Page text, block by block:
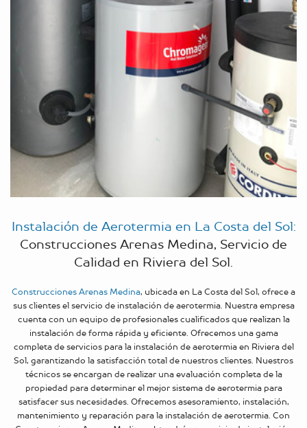
Instalación de Aerotermia en La Costa del Sol:
Construcciones Arenas Medina, Servicio de
Calidad en Riviera del Sol.
Construcciones Arenas Medina, ubicada en La Costa del Sol, ofrece a
sus clientes el servicio de instalación de aerotermia. Nuestra empresa
cuenta con un equipo de profesionales cualificados que realizan la
instalación de forma rápida y eficiente. Ofrecemos una gama
completa de servicios para la instalación de aerotermia en Riviera del
Sol, garantizando la satisfacción total de nuestros clientes. Nuestros
técnicos se encargan de realizar una evaluación completa de la
propiedad para determinar el mejor sistema de aerotermia para
satisfacer sus necesidades. Ofrecemos asesoramiento, instalación,
mantenimiento y reparación para la instalación de aerotermia. Con